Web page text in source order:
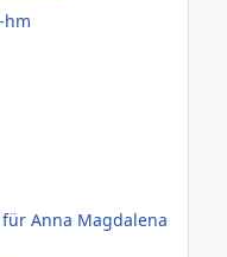
hm
Anna Magdalena